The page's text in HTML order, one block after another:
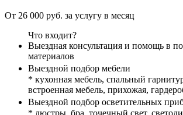
От 26 000 руб. за услугу в месяц
Что входит?
Выездная консультация и помощь в
материалов
Выездной подбор мебели
* кухонная мебель, спальный
встроенная мебель, прихожая,
Выездной подбор осветительных
* люстры, бра, точечный свет,